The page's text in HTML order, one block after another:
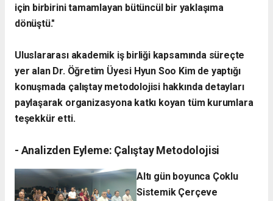
için birbirini tamamlayan bütüncül bir yaklaşıma
dönüştü."
​Uluslararası akademik iş birliği kapsamında süreçte
yer alan Dr. Öğretim Üyesi Hyun Soo Kim de yaptığı
konuşmada çalıştay metodolojisi hakkında detayları
paylaşarak organizasyona katkı koyan tüm kurumlara
teşekkür etti.
- ​Analizden Eyleme: Çalıştay Metodolojisi
​Altı gün boyunca Çoklu
Sistemik Çerçeve